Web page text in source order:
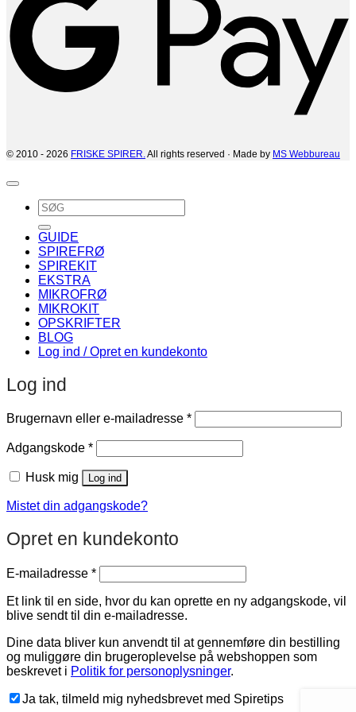
© 2010 - 2026 FRISKE SPIRER. All rights reserved · Made by MS Webbureau
Søg
efter:
GUIDE
SPIREFRØ
SPIREKIT
EKSTRA
MIKROFRØ
MIKROKIT
OPSKRIFTER
BLOG
Log ind / Opret en kundekonto
Log ind
Brugernavn eller e-mailadresse *Påkrævet
Adgangskode *Påkrævet
Husk mig Log ind
Mistet din adgangskode?
Opret en kundekonto
E-mailadresse *Påkrævet
Et link til en side, hvor du kan oprette en ny adgangskode, vil
blive sendt til din e-mailadresse.
Dine data bliver kun anvendt til at gennemføre din bestilling
og muliggøre din brugeroplevelse på webshoppen som
beskrevet i Politik for personoplysninger.
Ja tak, tilmeld mig nyhedsbrevet med Spiretips